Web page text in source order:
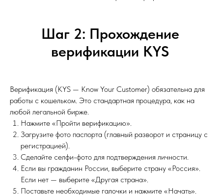
Шаг 2: Прохождение
верификации KYS
Верификация (KYS — Know Your Customer) обязательна для
работы с кошельком. Это стандартная процедура, как на
любой легальной бирже.
Нажмите «Пройти верификацию».
Загрузите фото паспорта (главный разворот и страницу с
регистрацией).
Сделайте селфи-фото для подтверждения личности.
Если вы гражданин России, выберите страну «Россия».
Если нет — выберите «Другая страна».
Поставьте необходимые галочки и нажмите «Начать».